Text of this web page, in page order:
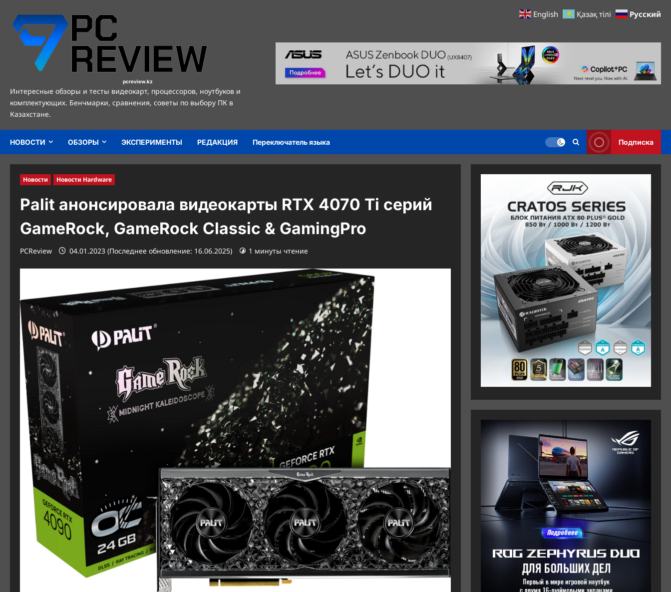
содержимому
pcreview.kz
Интересные обзоры и тесты видеокарт, процессоров, ноутбуков и
комплектующих. Бенчмарки, сравнения, советы по выбору ПК в
Казахстане.
НОВОСТИ ОБЗОРЫ ЭКСПЕРИМЕНТЫ РЕДАКЦИЯ Переключатель языка Подписка
Новости Новости Hardware
Palit анонсировала видеокарты RTX 4070 Ti серий
GameRock, GameRock Classic & GamingPro
PCReview 04.01.2023 (Последнее обновление: 16.06.2025) 1 минуты чтение
English Қазақ тілі Русский